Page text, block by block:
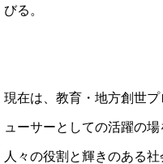
びる。
現在は、教育・地方創世
ューサーとしての活躍の
人々の役割と輝きのある